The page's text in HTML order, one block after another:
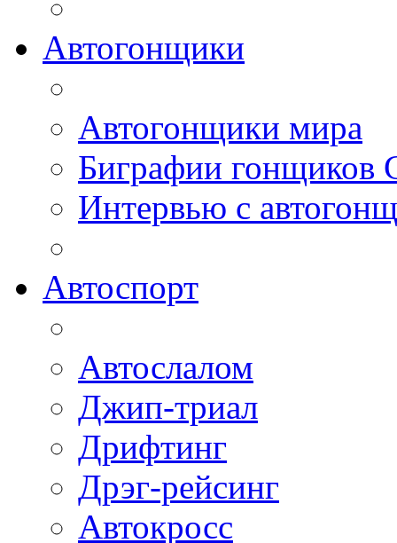
Автогонщики
Автогонщики мира
Биграфии гонщиков
Интервью с
Автоспорт
Автослалом
Джип-триал
Дрифтинг
Дрэг-рейсинг
Автокросс